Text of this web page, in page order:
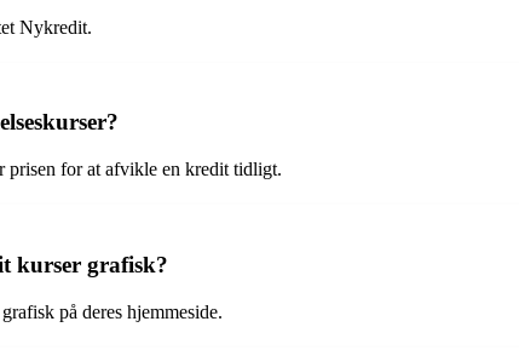
Nykredit.
prisen for at afvikle en kredit tidligt.
kurser grafisk?
på deres hjemmeside.